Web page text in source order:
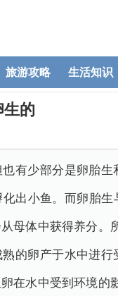
旅游攻略 生活知识
生的
有少部分是卵胎
出小鱼。而卵胎
母体中获得养分。
的卵产于水中进
在水中受到环境的